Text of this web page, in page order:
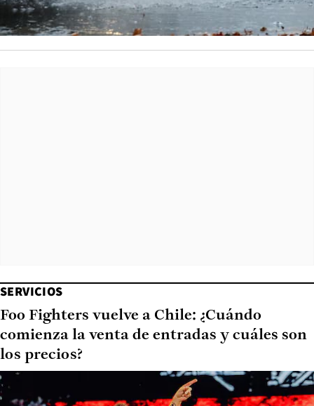
SERVICIOS
Foo Fighters vuelve a Chile: ¿Cuándo
comienza la venta de entradas y cuáles son
los precios?